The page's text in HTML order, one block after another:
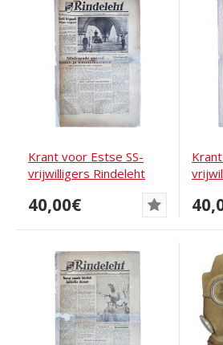
Krant voor Estse SS-
vrijwilligers Rindeleht
40,00€